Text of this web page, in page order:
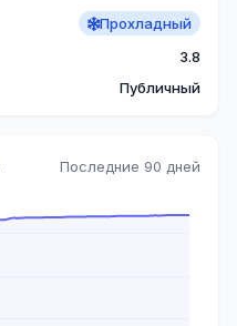
Прохладный
3.8
Публичный
Последние 90 дней